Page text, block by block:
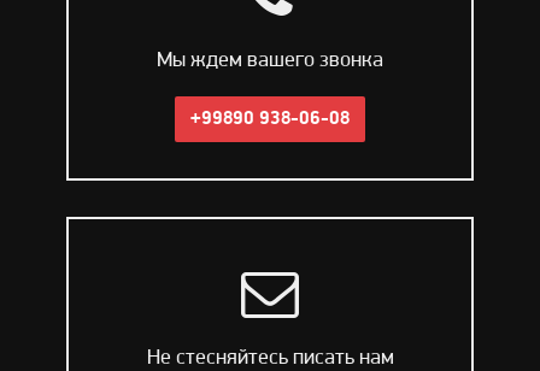
Мы ждем вашего звонка
+99890 938-06-08
Не стесняйтесь писать нам